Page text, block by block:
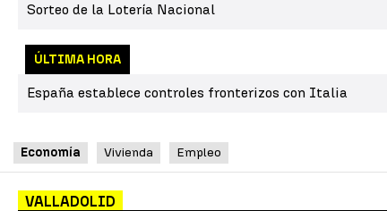
Sorteo de la Lotería Nacional
ÚLTIMA HORA
España establece controles fronterizos con Italia
Economía Vivienda Empleo
VALLADOLID